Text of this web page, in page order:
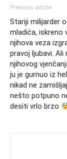
Previous article
Stariji milijarder
mladića, iskreno
njihova veza
pravoj ljubavi. Ali
njihovog
ju je gurnuo iz
nikad ne
nešto potpuno
desiti vrlo brzo